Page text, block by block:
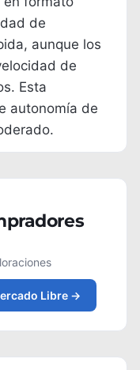
de
aunque los
de
Esta
autonomía de
Libre →